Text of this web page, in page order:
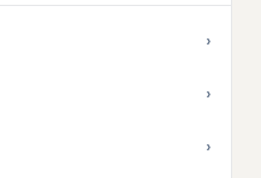
›
›
›